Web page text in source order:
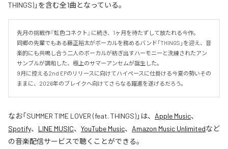
THINGS)」を含む全1曲となっている。
先月の挑戦作『虹色コネクト』に続き、1ヶ月を待たずして放たれる今作。
同郷の先輩でもある藤正裕太がボーカルを務めるバンド「THINGS」を迎え、音
楽的にも共鳴し合う二人のボーカルが紡ぎ出すハーモニーと洗練されたアン
サンブルが調和した、極上のサマーアンセムが誕生した。
9月に控える2nd EPのリリースに向けてハイペースに仕掛ける今夏の勢いその
ままに、2026年のブレイクへ向けてさらなる躍進を遂げるだろう。
なお「SUMMER TIME LOVER (feat. THINGS)」は、 Apple Music、
Spotify、 LINE MUSIC、 YouTube Music、 Amazon Music Unlimitedなど
の音楽配信サービスで聴くことができる。